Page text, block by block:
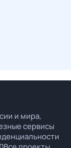
и мира,
сервисы